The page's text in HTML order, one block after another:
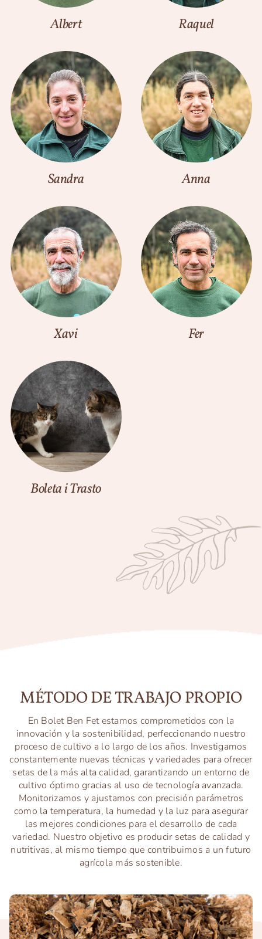
Albert Raquel
Sandra Anna
Xavi Fer
Boleta i Trasto
MÉTODO DE TRABAJO PROPIO
En Bolet Ben Fet estamos comprometidos con la
innovación y la sostenibilidad, perfeccionando nuestro
proceso de cultivo a lo largo de los años. Investigamos
constantemente nuevas técnicas y variedades para ofrecer
setas de la más alta calidad, garantizando un entorno de
cultivo óptimo gracias al uso de tecnología avanzada.
Monitorizamos y ajustamos con precisión parámetros
como la temperatura, la humedad y la luz para asegurar
las mejores condiciones para el desarrollo de cada
variedad. Nuestro objetivo es producir setas de calidad y
nutritivas, al mismo tiempo que contribuimos a un futuro
agrícola más sostenible.